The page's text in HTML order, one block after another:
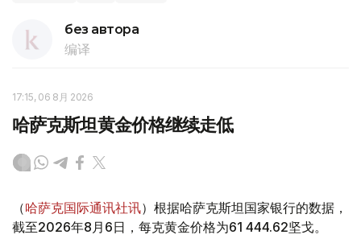
без автора
编译
17:15, 06 8月 2026
哈萨克斯坦黄金价格继续走低
（哈萨克国际通讯社讯）根据哈萨克斯坦国家银行的数据，
截至2026年8月6日，每克黄金价格为61 444.62坚戈。